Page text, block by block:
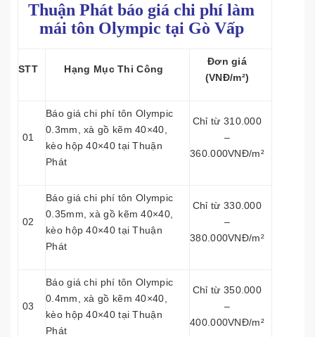
Thuận Phát báo giá chi phí làm
mái tôn Olympic tại Gò Vấp
STT Hạng Mục Thi Công
Đơn giá
(VNĐ/m²)
01
Báo giá chi phí tôn Olympic
0.3mm, xà gồ kẽm 40×40,
kèo hộp 40×40 tại Thuận
Phát
Chỉ từ 310.000
–
360.000VNĐ/m²
02
Báo giá chi phí tôn Olympic
0.35mm, xà gồ kẽm 40×40,
kèo hộp 40×40 tại Thuận
Phát
Chỉ từ 330.000
–
380.000VNĐ/m²
03
Báo giá chi phí tôn Olympic
0.4mm, xà gồ kẽm 40×40,
kèo hộp 40×40 tại Thuận
Phát
Chỉ từ 350.000
–
400.000VNĐ/m²